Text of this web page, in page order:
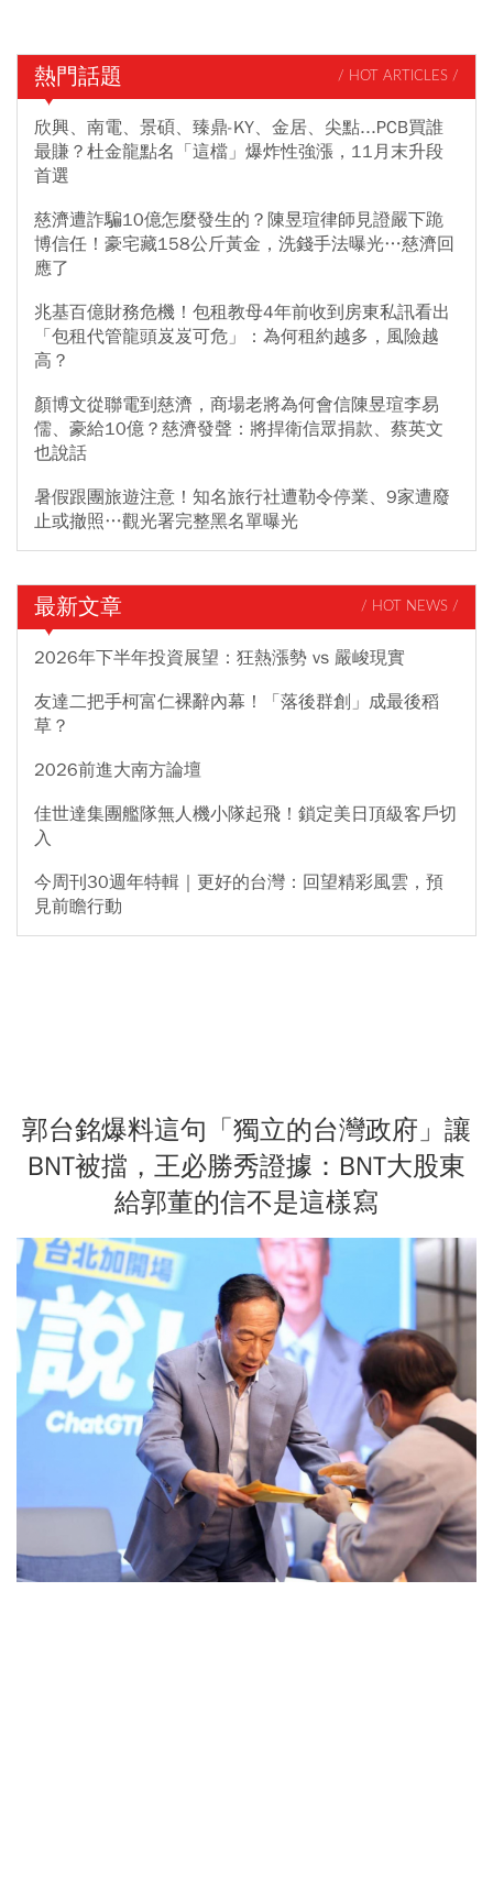
熱門話題 / HOT ARTICLES /
欣興、南電、景碩、臻鼎-KY、金居、尖點...PCB買誰
最賺？杜金龍點名「這檔」爆炸性強漲，11月末升段
首選
慈濟遭詐騙10億怎麼發生的？陳昱瑄律師見證嚴下跪
博信任！豪宅藏158公斤黃金，洗錢手法曝光…慈濟回
應了
兆基百億財務危機！包租教母4年前收到房東私訊看出
「包租代管龍頭岌岌可危」：為何租約越多，風險越
高？
顏博文從聯電到慈濟，商場老將為何會信陳昱瑄李易
儒、豪給10億？慈濟發聲：將捍衛信眾捐款、蔡英文
也說話
暑假跟團旅遊注意！知名旅行社遭勒令停業、9家遭廢
止或撤照…觀光署完整黑名單曝光
最新文章 / HOT NEWS /
2026年下半年投資展望：狂熱漲勢 vs 嚴峻現實
友達二把手柯富仁裸辭內幕！「落後群創」成最後稻
草？
2026前進大南方論壇
佳世達集團艦隊無人機小隊起飛！鎖定美日頂級客戶切
入
今周刊30週年特輯｜更好的台灣：回望精彩風雲，預
見前瞻行動
郭台銘爆料這句「獨立的台灣政府」讓
BNT被擋，王必勝秀證據：BNT大股東
給郭董的信不是這樣寫